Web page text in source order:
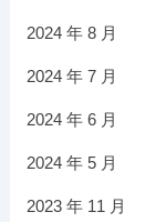
2024 年 8 月
2024 年 7 月
2024 年 6 月
2024 年 5 月
2023 年 11 月